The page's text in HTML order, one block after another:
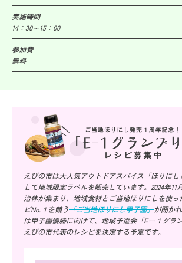
実施時間
14：30～15：00
参加費
無料
えびの市は大人気アウトドアスパイス「ほりにし
して地域限定ラベルを販売しています。2024年11
治体が集まり、地域食材とご当地ほりにしを使
ピNo.１を競う「ご当地ほりにし甲子園」が開か
は甲子園優勝に向けて、地域予選会「Eー１グラ
えびの市代表のレシピを決定する予定です。